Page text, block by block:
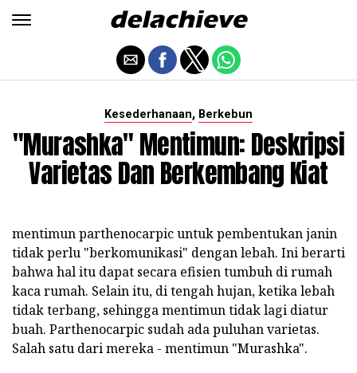
Kesederhanaan, Berkebun
"Murashka" Mentimun: Deskripsi
Varietas Dan Berkembang Kiat
mentimun parthenocarpic untuk pembentukan janin
tidak perlu "berkomunikasi" dengan lebah. Ini berarti
bahwa hal itu dapat secara efisien tumbuh di rumah
kaca rumah. Selain itu, di tengah hujan, ketika lebah
tidak terbang, sehingga mentimun tidak lagi diatur
buah. Parthenocarpic sudah ada puluhan varietas.
Salah satu dari mereka - mentimun "Murashka".